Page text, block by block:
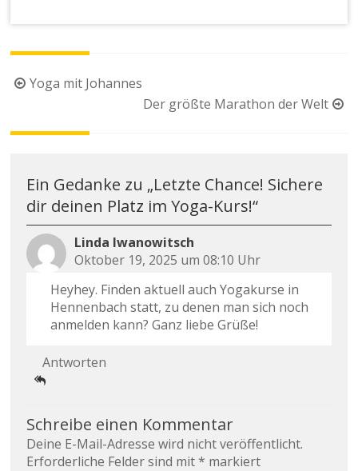
Beitragsnavigation
Yoga mit Johannes
Der größte Marathon der Welt
Ein Gedanke zu „Letzte Chance! Sichere
dir deinen Platz im Yoga-Kurs!“
Linda Iwanowitsch
Oktober 19, 2025 um 08:10 Uhr
Heyhey. Finden aktuell auch Yogakurse in
Hennenbach statt, zu denen man sich noch
anmelden kann? Ganz liebe Grüße!
Antworten
Schreibe einen Kommentar
Deine E-Mail-Adresse wird nicht veröffentlicht.
Erforderliche Felder sind mit* markiert